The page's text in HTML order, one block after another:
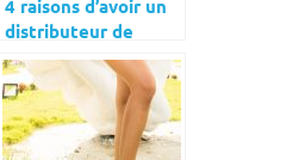
4 raisons d’avoir un
distributeur de
croquettes pour
chat chez soi